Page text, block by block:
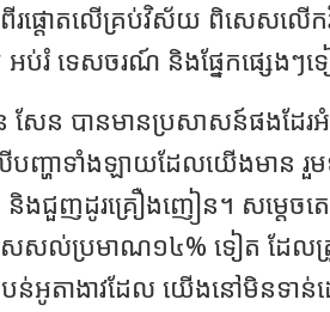
ពីរផ្តោតលើគ្រប់វិស័យ ពិសេសលើ
អប់រំ ទេសចរណ៍ និងផ្នែកផ្សេងៗ
សែន បានមានប្រសាសន៍ផងដែរ
លើបញ្ហាទាំងឡាយដែលយើងមាន រួម
ជួញដូរគ្រឿងញៀន។ សម្តេចត
សល់ប្រមាណ១៤% ទៀត ដែលត្
ន់អូតាងាវដែល យើងនៅមិនទា